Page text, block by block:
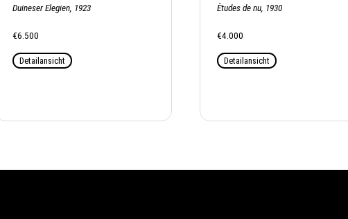
Duineser Elegien, 1923
€6.500
Detailansicht
Ètudes de nu, 1930
€4.000
Detailansicht